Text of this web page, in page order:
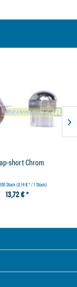
short Chrom
100 Stück(0,14 € * / 1 Stück)
13,72 € *